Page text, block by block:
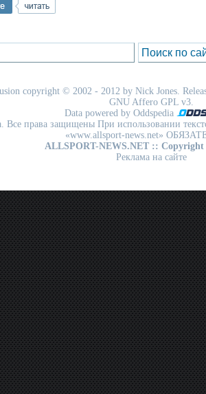
copyright © 2002 - 2012 by Nick Jones.
GNU Affero GPL v3.
Data powered by Oddspedia
Все права защищены При использовании
«www.allsport-news.net»
ALLSPORT-NEWS.NET :: Copyright
Реклама на сайте